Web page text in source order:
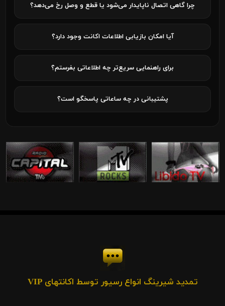
چرا گاهی اتصال ناپایدار می‌شود یا قطع و وصل رخ می‌دهد؟
آیا امکان بازیابی اطلاعات اکانت وجود دارد؟
برای راهنمایی سریع‌تر چه اطلاعاتی بفرستم؟
پشتیبانی در چه ساعاتی پاسخگو است؟
تمدید شیرینگ انواع رسیور توسط اکانتهای VIP